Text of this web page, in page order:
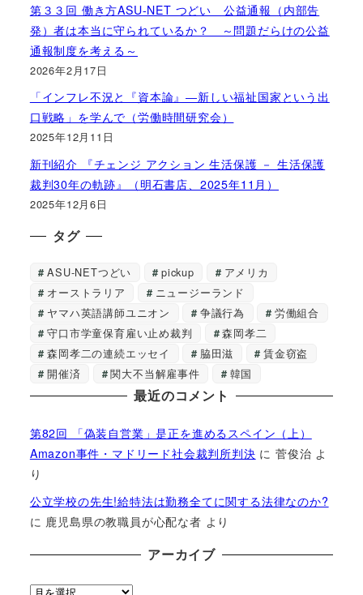
第３３回 働き方ASU-NET つどい 公益通報（内部告
発）者は本当に守られているか？ ～問題だらけの公益
通報制度を考える～
2026年2月17日
「インフレ不況と『資本論』―新しい福祉国家という出
口戦略」を学んで（労働時間研究会）
2025年12月11日
新刊紹介 『チェンジ アクション 生活保護 － 生活保護
裁判30年の軌跡』（明石書店、2025年11月）
2025年12月6日
タグ
ASU-NETつどい pickup
アメリカ
オーストラリア
ニュージーランド
ヤマハ英語講師ユニオン
争議行為
労働組合
守口市学童保育雇い止め裁判
森岡孝二
森岡孝二の連続エッセイ
脇田滋
賃金窃盗
開催済
関大不当解雇事件 韓国
最近のコメント
第82回 「偽装自営業」是正を進めるスペイン（上）
Amazon事件・マドリード社会裁判所判決 に菅俊治 よ
り
公立学校の先生!給特法は勤務全てに関する法律なのか?
に 鹿児島県の教職員が心配な者 より
アーカイブ
ア